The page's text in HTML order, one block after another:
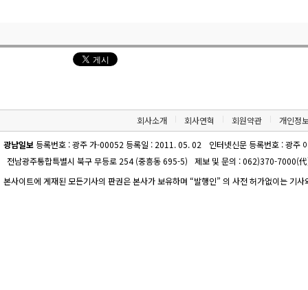
회사소개 회사연혁 회원약관 개인정
광남일보 등록번호 : 광주 가-00052 등록일 : 2011. 05. 02
인터넷신문 등록번호 : 광
전남광주통합특별시 북구 무등로 254 (중흥동 695-5)
제보 및 문의 : 062)370-7000(
본사이트에 게재된 모든기사의 판권은 본사가 보유하며 “발행인” 의 사전 허가없이는 기